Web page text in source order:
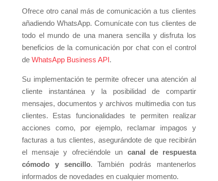
Ofrece otro canal más de comunicación a tus clientes
añadiendo WhatsApp. Comunícate con tus clientes de
todo el mundo de una manera sencilla y disfruta los
beneficios de la comunicación por chat con el control
de WhatsApp Business API.
Su implementación te permite ofrecer una atención al
cliente instantánea y la posibilidad de compartir
mensajes, documentos y archivos multimedia con tus
clientes. Estas funcionalidades te permiten realizar
acciones como, por ejemplo, reclamar impagos y
facturas a tus clientes, asegurándote de que recibirán
el mensaje y ofreciéndole un canal de respuesta
cómodo y sencillo. También podrás mantenerlos
informados de novedades en cualquier momento.